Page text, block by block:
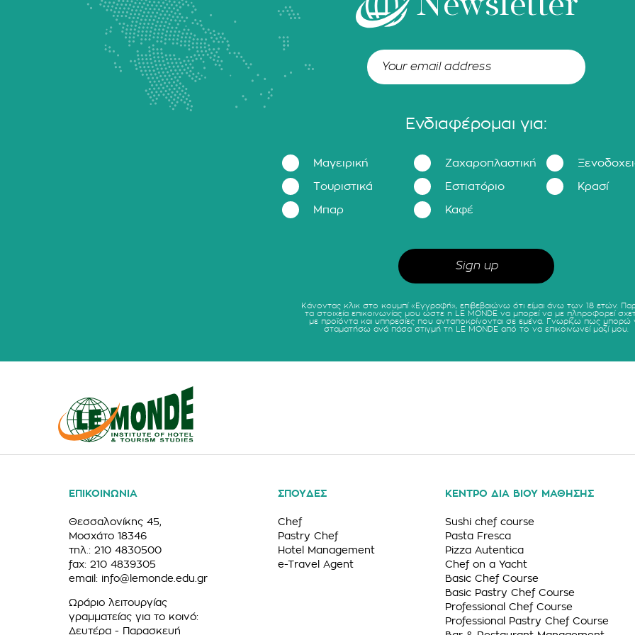
Ενδιαφέρομαι για:
Μαγειρική Ζαχαροπλαστική
Τουριστικά Εστιατόριο Κρασί
Μπαρ Καφέ
Κάνοντας κλικ στο κουμπί «Εγγραφή», επιβεβαιώνω ότι είμαι άνω των 18 ετών.
τα στοιχεία επικοινωνίας μου ώστε η LE MONDE να μπορεί να με πληροφορεί
με προϊόντα και υπηρεσίες που ανταποκρίνονται σε εμένα. Γνωρίζω πως μπορώ
σταματήσω ανά πάσα στιγμή τη LE MONDE από το να επικοινωνεί μαζί μου.
ΕΠΙΚΟΙΝΩΝΙΑ
Θεσσαλονίκης 45,
Μοσχάτο 18346
τηλ.: 210 4830500
fax: 210 4839305
email: info@lemonde.edu.gr
Ωράριο λειτουργίας
γραμματείας για το κοινό:
Δευτέρα - Παρασκευή
ΣΠΟΥΔΕΣ
Chef
Pastry Chef
Hotel Management
e-Travel Agent
ΚΕΝΤΡΟ ΔΙΑ ΒΙΟΥ ΜΑΘΗΣΗΣ
Sushi chef course
Pasta Fresca
Pizza Autentica
Chef on a Yacht
Basic Chef Course
Basic Pastry Chef Course
Professional Chef Course
Professional Pastry Chef Course